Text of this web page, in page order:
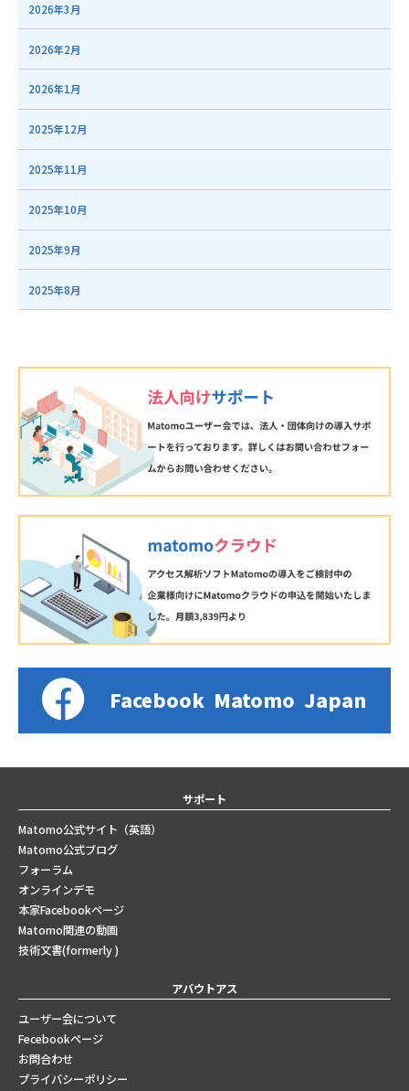
2026年3月
2026年2月
2026年1月
2025年12月
2025年11月
2025年10月
2025年9月
2025年8月
Facebook Matomo Japan
サポート
Matomo公式サイト（英語）
Matomo公式ブログ
フォーラム
オンラインデモ
本家Facebookページ
Matomo関連の動画
技術文書(formerly )
アバウトアス
ユーザー会について
Fecebookページ
お問合わせ
プライバシーポリシー